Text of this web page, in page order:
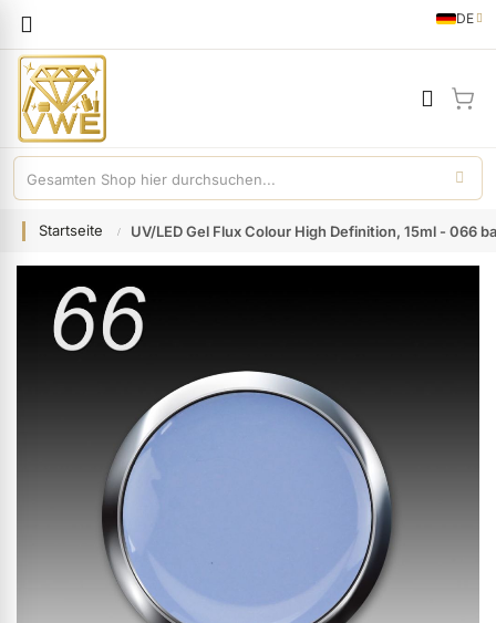
Sprache
DE
German
Weihnachtsmarkt anzeigen
Gel anzeigen
Startseite UV/LED Gel Flux Colour High Definition, 15ml - 066
Ende